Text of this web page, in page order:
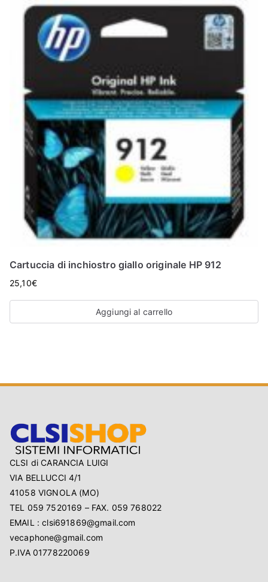
Cartuccia di inchiostro giallo originale HP 912
25,10€
Aggiungi al carrello
CLSI di CARANCIA LUIGI
VIA BELLUCCI 4/1
41058 VIGNOLA (MO)
TEL 059 7520169 – FAX. 059 768022
EMAIL : clsi691869@gmail.com
vecaphone@gmail.com
P.IVA 01778220069